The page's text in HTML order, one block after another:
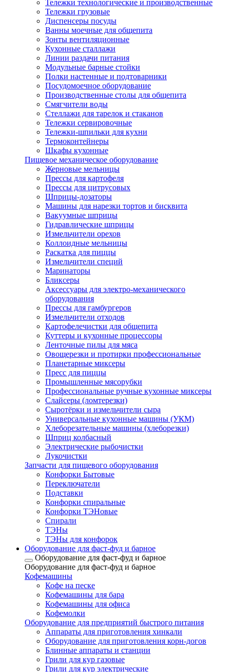
Тележки технологические и производственные
Тележки грузовые
Диспенсеры посуды
Ванны моечные для общепита
Зонты вентиляционные
Кухонные сталлажи
Линии раздачи питания
Модульные барные стойки
Полки настенные и подтоварники
Посудомоечное оборудование
Производственные столы для общепита
Смягчители воды
Стеллажи для тарелок и стаканов
Тележки сервировочные
Тележки-шпильки для кухни
Термоконтейнеры
Шкафы кухонные
Пищевое механическое оборудование
Жерновые мельницы
Прессы для картофеля
Прессы для цитрусовых
Шприцы-дозаторы
Машины для нарезки тортов и бисквита
Вакуумные шприцы
Гидравлические шприцы
Измельчители орехов
Коллоидные мельницы
Раскатка для пиццы
Измельчители специй
Маринаторы
Бликсеры
Аксессуары для электро-механического
оборудования
Прессы для гамбургеров
Измельчители отходов
Картофелечистки для общепита
Куттеры и кухонные процессоры
Ленточные пилы для мяса
Овощерезки и протирки профессиональные
Планетарные миксеры
Пресс для пиццы
Промышленные мясорубки
Профессиональные ручные кухонные миксеры
Слайсеры (ломтерезки)
Сыротёрки и измельчители сыра
Универсальные кухонные машины (УКМ)
Хлеборезательные машины (хлеборезки)
Шприц колбасный
Электрические рыбочистки
Лукочистки
Запчасти для пищевого оборудования
Конфорки Бытовые
Переключатели
Подставки
Конфорки спиральные
Конфорки ТЭНовые
Спирали
ТЭНы
ТЭНы для конфорок
Оборудование для фаст-фуд и барное
Оборудование для фаст-фуд и барное
Оборудование для фаст-фуд и барное
Кофемашины
Кофе на песке
Кофемашины для бара
Кофемашины для офиса
Кофемолки
Оборудование для предприятий быстрого питания
Аппараты для приготовления хинкали
Оборудование для приготовления корн-догов
Блинные аппараты и станции
Грили для кур газовые
Грили для кур электрические